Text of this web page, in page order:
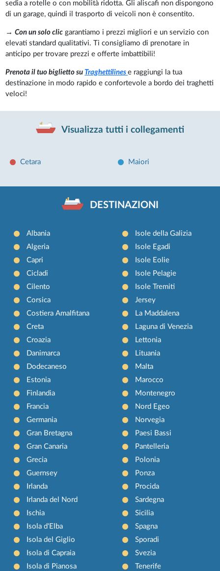
sedia a rotelle o con mobilità ridotta. Gli aliscafi non dispongono
di un garage, quindi il trasporto di veicoli non è consentito.
→Con un solo clic garantiamo i prezzi migliori e un servizio con
elevati standard qualitativi. Ti consigliamo di prenotare in
anticipo per trovare prezzi e offerte imbattibili!
Prenota il tuo biglietto suTraghettilinese raggiungi la tua
destinazione in modo rapido e confortevole a bordo dei traghetti
veloci!
Visualizza tutti i collegamenti
Cetara Maiori
DESTINAZIONI
Albania
Algeria
Capri
Cicladi
Cilento
Corsica
Costiera Amalfitana
Creta
Croazia
Danimarca
Dodecaneso
Estonia
Finlandia
Francia
Germania
Gran Bretagna
Gran Canaria
Grecia
Guernsey
Irlanda
Irlanda del Nord
Ischia
Isola d'Elba
Isola del Giglio
Isola di Capraia
Isola di Pianosa
Isole della Galizia
Isole Egadi
Isole Eolie
Isole Pelagie
Isole Tremiti
Jersey
La Maddalena
Laguna di Venezia
Lettonia
Lituania
Malta
Marocco
Montenegro
Nord Egeo
Norvegia
Paesi Bassi
Pantelleria
Polonia
Ponza
Procida
Sardegna
Sicilia
Spagna
Sporadi
Svezia
Tenerife